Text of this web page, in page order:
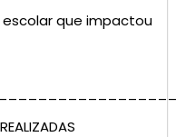
escolar que impactou